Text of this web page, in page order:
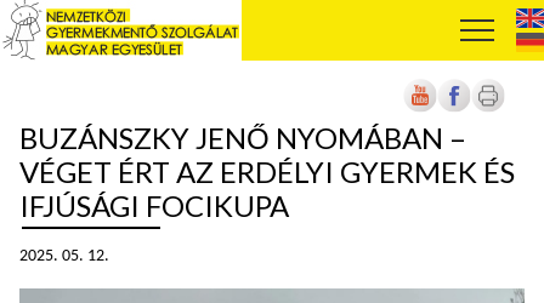
BUZÁNSZKY JENŐ NYOMÁBAN –
VÉGET ÉRT AZ ERDÉLYI GYERMEK ÉS
IFJÚSÁGI FOCIKUPA
2025. 05. 12.